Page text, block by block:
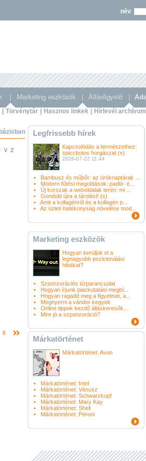
név
Törvénytár Hasznos linkek Hírlevél archívum
8
Legfrissebb hírek
Kapcsolódás a természethez:
spiccbotos horgászat (x)
2026-07-22 11:44
Bambusz és műbőr: az öröknaptárak ...
Modern fűtési megoldások: padló- é...
Új korszak a weboldalak terén: mi ...
Gondold újra a tárolást! (x)
Amit a kollagénről és a kollagén p...
Az üzleti hatékonyság növelése mod...
Marketing eszközök
Hogyan kerüljük el a
legnagyobb pozicionálási
hibákat?
Szponzorációs tízparancsolat
Hogyan írjunk piackutatási megbí...
Hogyan ragadd meg a figyelmet, a...
Megnyerni a vándor kegyeit
Online tippek kezdő álláskeresők...
Mire jó a szponzoráció?
Márkatörténet
Márkatörténet: Avon
Márkatörténet: Intel
Márkatörténet: Vénusz
Márkatörténet: Schwarzkopf
Márkatörténet: Mary Kay
Márkatörténet: Shell
Márkatörténet: Peroni